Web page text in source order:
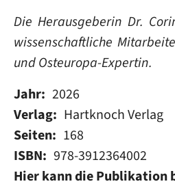
Die Herausgeberin Dr.
wissenschaftliche
und Osteuropa-Expertin.
Jahr 2026
Verlag
Hartknoch Verlag
Seiten
168
ISBN
978-3912364002
Hier kann die Publikation